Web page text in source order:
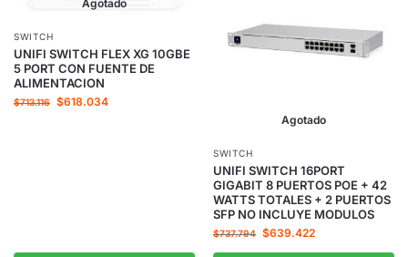
Agotado
SWITCH
UNIFI SWITCH FLEX XG 10GBE
5 PORT CON FUENTE DE
ALIMENTACION
$713.116 $618.034
Agotado
SWITCH
UNIFI SWITCH 16PORT
GIGABIT 8 PUERTOS POE + 42
WATTS TOTALES + 2 PUERTOS
SFP NO INCLUYE MODULOS
$737.794 $639.422